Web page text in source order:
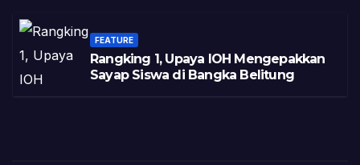
FEATURE
Rangking 1, Upaya IOH Mengepakkan
Sayap Siswa di Bangka Belitung